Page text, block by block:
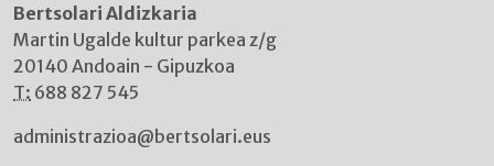
Bertsolari Aldizkaria
Martin Ugalde kultur parkea z/g
20140 Andoain - Gipuzkoa
T: 688 827 545
administrazioa@bertsolari.eus